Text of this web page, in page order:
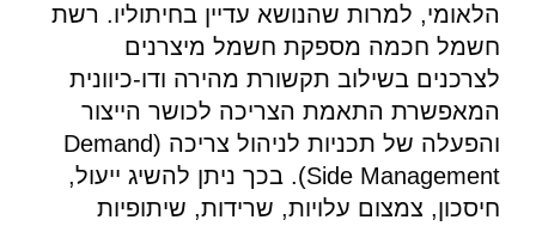
הלאומי, למרות שהנושא עדיין בחיתוליו. רשת
חשמל חכמה מספקת חשמל מיצרנים
לצרכנים בשילוב תקשורת מהירה ודו-כיוונית
המאפשרת התאמת הצריכה לכושר הייצור
והפעלה של תכניות לניהול צריכה (Demand
Side Management). בכך ניתן להשיג ייעול,
חיסכון, צמצום עלויות, שרידות, שיתופיות